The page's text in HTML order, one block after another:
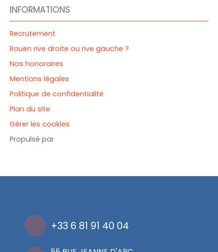
INFORMATIONS
Recrutement
Rouen rive droite ou rive gauche ?
Nos honoraires
Mentions légales
Politique de confidentialité
Plan du site
Gérer les cookies
Propulsé par
+33 6 81 91 40 04